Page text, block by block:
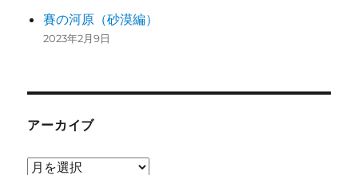
賽の河原（砂漠編）
2023年2月9日
アーカイブ
ア